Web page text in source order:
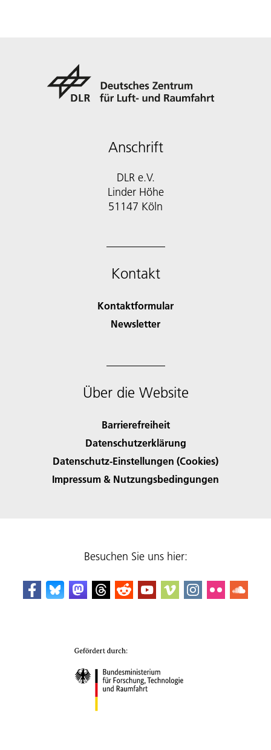
Anschrift
DLR e.V.
Linder Höhe
51147 Köln
Kontakt
Kontaktformular
Newsletter
Über die Website
Barrierefreiheit
Datenschutzerklärung
Datenschutz-Einstellungen (Cookies)
Impressum & Nutzungsbedingungen
Besuchen Sie uns hier: